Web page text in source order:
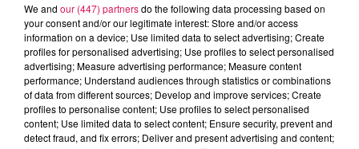
12h00 - 22h00
Les hits de Canal FM
We and our (447) partnersdo the following data processing based on
your consent and/or our legitimate interest: Store and/or access
information on a device; Use limited data to select advertising; Create
profiles for personalised advertising; Use profiles to select personalised
advertising; Measure advertising performance; Measure content
performance; Understand audiences through statistics or combinations
of data from different sources; Develop and improve services; Create
profiles to personalise content; Use profiles to select personalised
content; Use limited data to select content; Ensure security, prevent and
detect fraud, and fix errors; Deliver and present advertising and content;